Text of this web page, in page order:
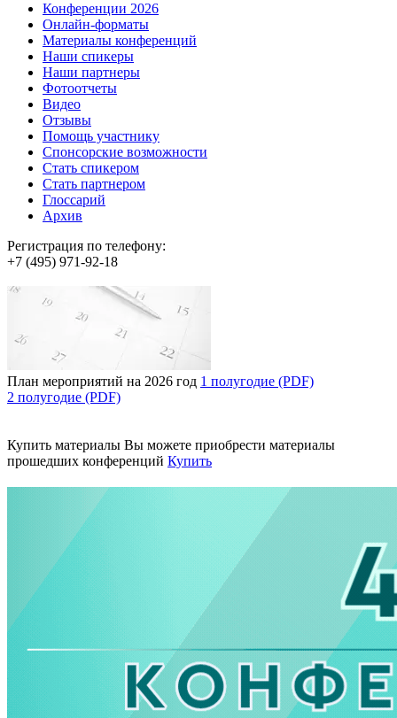
Конференции 2026
Онлайн-форматы
Материалы конференций
Наши спикеры
Наши партнеры
Фотоотчеты
Видео
Отзывы
Помощь участнику
Спонсорские возможности
Стать спикером
Стать партнером
Глоссарий
Архив
Регистрация по телефону:
+7 (495) 971-92-18
План мероприятий на 2026 год 1 полугодие (PDF)
2 полугодие (PDF)
Купить материалы Вы можете приобрести материалы
прошедших конференций Купить